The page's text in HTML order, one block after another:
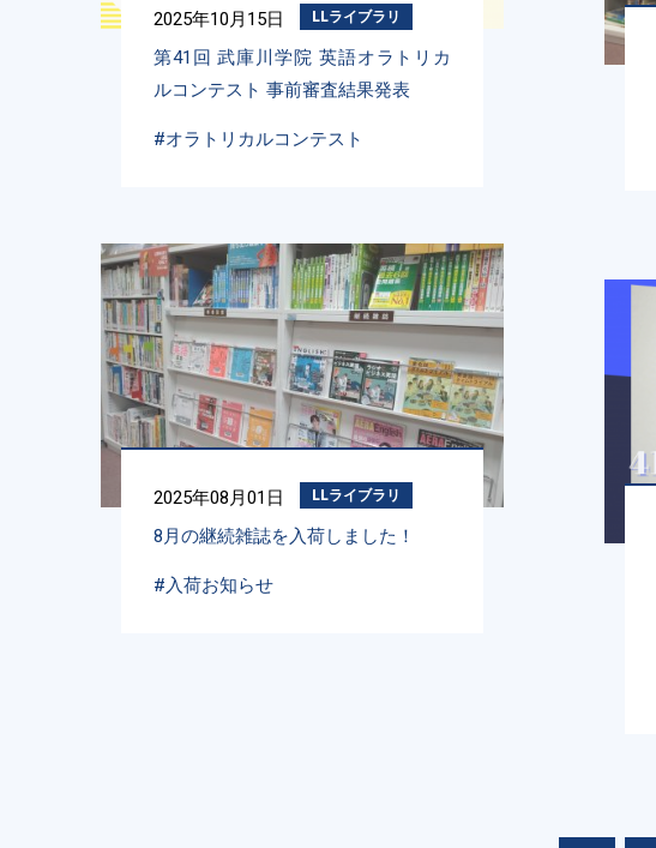
2025年10月15日 LLライブラリ
第41回 武庫川学院 英語オラトリカ
ルコンテスト 事前審査結果発表
#オラトリカルコンテスト
2025年08月01日 LLライブラリ
8月の継続雑誌を入荷しました！
#入荷お知らせ